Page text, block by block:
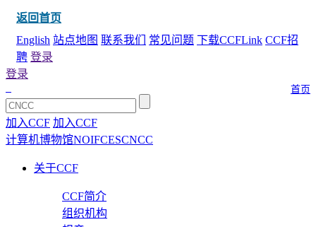
返回首页
English 站点地图 联系我们 常见问题 下载CCFLink CCF招
聘 登录
首页
登录
加入CCF 加入CCF
计算机博物馆NOIFCESCNCC
关于CCF
CCF简介
组织机构